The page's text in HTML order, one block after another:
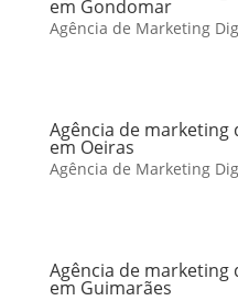
em Gondomar
Agência de Marketing
Agência de
em Oeiras
Agência de Marketing
Agência de marketing
em Guimarães